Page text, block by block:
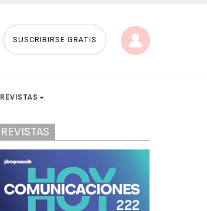
SUSCRIBIRSE GRATIS
REVISTAS
REVISTAS